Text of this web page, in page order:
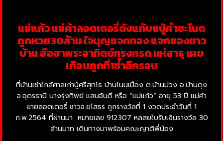
แม่แก้ว แม่ค้าลอตเตอรี่ดังแก้บนปู่คำชะโนด
ถูกหวย30ล้าน ใจบุญแจกทอง แจกของชาว
บ้าน ฮือฮาพระอาทิตย์ทรงกรด แห่สาธุ เผย
เกือบถูกที่1ซ้ำอีกรอบ
ที่บ้านเช่าใกล้ศาลเก่าปู่ศรีสุทโธ บ้านโนนเมือง ต.บ้านม่วง อ.บ้านดุง
จ.อุดรธานี นางรุ่งทิพย์ แสนจันดี หรือ “แม่แก้ว” อายุ 53 ปี แม่ค้า
ขายลอตเตอรี่ ชาวจ.ยโสธร ถูกรางวัลที่ 1 งวดประจำวันที่ 1
ก.พ.2564 ที่ผ่านมา หมายเลข 912307 หลสยใบรับเงินรางวัล 30
ล้านบาท เดินทางมาพร้อมคณะญาติพี่น้อง